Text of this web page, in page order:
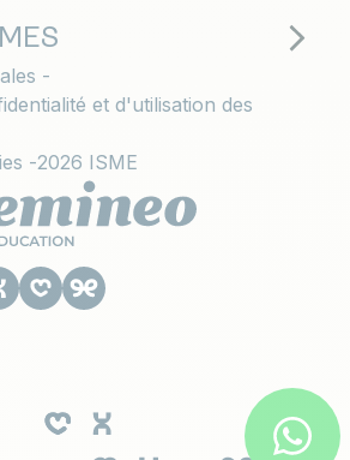
et d'utilisation des
2026 ISME